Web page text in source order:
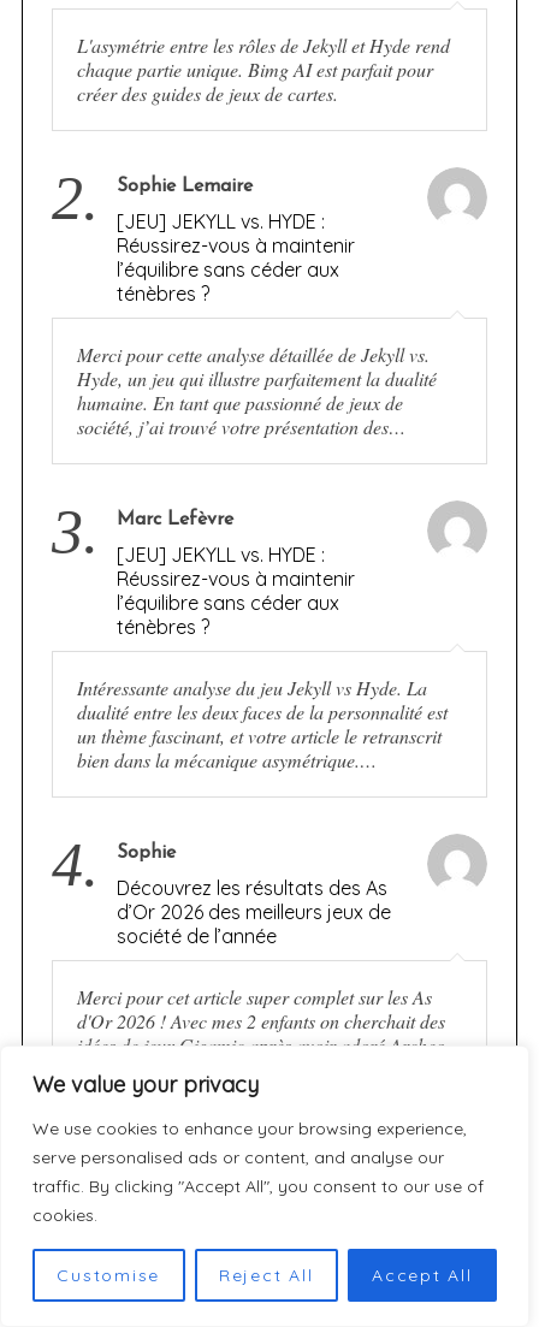
We value your privacy
We use cookies to enhance your browsing experience,
serve personalised ads or content, and analyse our
traffic. By clicking "Accept All", you consent to our use of
cookies.
Customise Reject All Accept All
L'asymétrie entre les rôles de Jekyll et Hyde rend
chaque partie unique. Bimg AI est parfait pour
créer des guides de jeux de cartes.
2. Sophie Lemaire
[JEU] JEKYLL vs. HYDE :
Réussirez-vous à maintenir
l’équilibre sans céder aux
ténèbres ?
Merci pour cette analyse détaillée de Jekyll vs.
Hyde, un jeu qui illustre parfaitement la dualité
humaine. En tant que passionné de jeux de
société, j’ai trouvé votre présentation des…
3. Marc Lefèvre
[JEU] JEKYLL vs. HYDE :
Réussirez-vous à maintenir
l’équilibre sans céder aux
ténèbres ?
Intéressante analyse du jeu Jekyll vs Hyde. La
dualité entre les deux faces de la personnalité est
un thème fascinant, et votre article le retranscrit
bien dans la mécanique asymétrique.…
4. Sophie
Découvrez les résultats des As
d’Or 2026 des meilleurs jeux de
société de l’année
Merci pour cet article super complet sur les As
d'Or 2026 ! Avec mes 2 enfants on cherchait des
idées de jeux Gigamic après avoir adoré Archeo.
J'ai trouvé le…
5. Nano Banana Pro
[JEU] JEKYLL vs. HYDE :
l’équilibre sans céder aux
ténèbres ?